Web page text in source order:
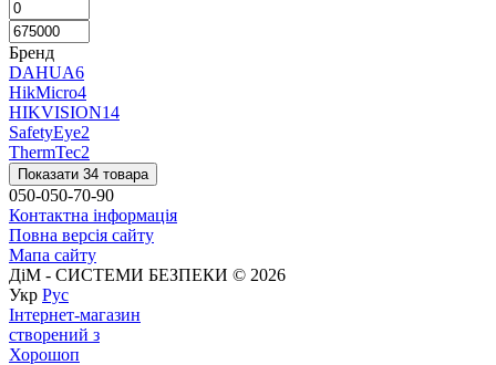
Бренд
DAHUA6
HikMicro4
HIKVISION14
SafetyEye2
ThermTec2
Показати 34 товара
050-050-70-90
Контактна інформація
Повна версія сайту
Мапа сайту
ДіМ - СИСТЕМИ БЕЗПЕКИ © 2026
Укр Рус
Інтернет-магазин
створений з
Хорошоп